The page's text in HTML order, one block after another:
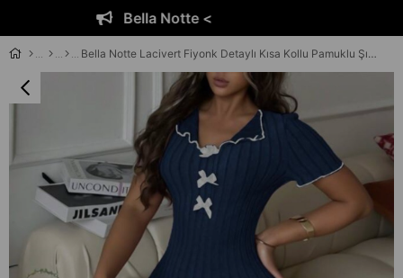
Bella Notte <
Bella Notte Lacivert Fiyonk Detaylı Kısa Kollu Pamuklu Şık Elbise E-5539